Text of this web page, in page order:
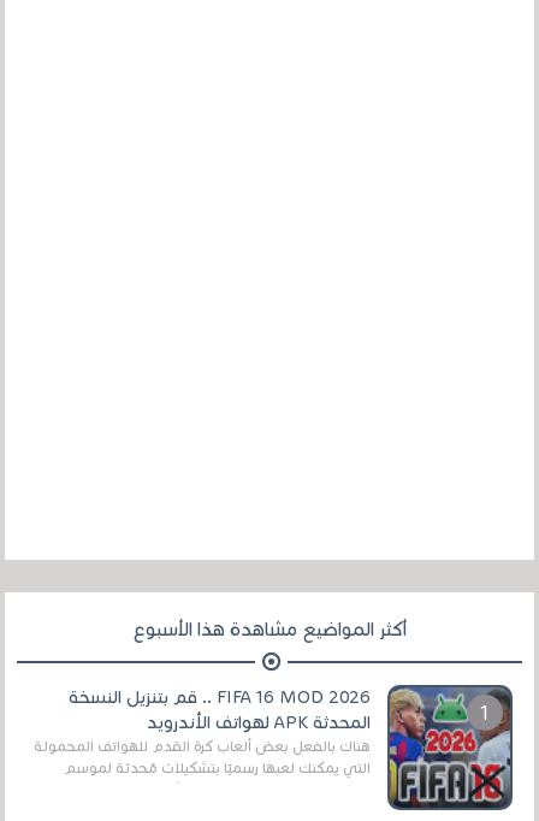
أكثر المواضيع مشاهدة هذا الأسبوع
FIFA 16 MOD 2026 .. قم بتنزيل النسخة
المحدثة APK لهواتف الأندرويد
هناك بالفعل بعض ألعاب كرة القدم للهواتف المحمولة
التي يمكنك لعبها رسميًا بتشكيلات مُحدثة لموسم